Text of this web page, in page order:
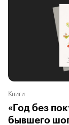
Книги
«Год без
бывшего